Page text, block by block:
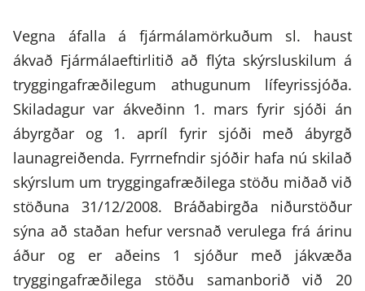
Vegna áfalla á fjármálamörkuðum sl. haust
ákvað Fjármálaeftirlitið að flýta skýrsluskilum á
tryggingafræðilegum athugunum lífeyrissjóða.
Skiladagur var ákveðinn 1. mars fyrir sjóði án
ábyrgðar og 1. apríl fyrir sjóði með ábyrgð
launagreiðenda. Fyrrnefndir sjóðir hafa nú skilað
skýrslum um tryggingafræðilega stöðu miðað við
stöðuna 31/12/2008. Bráðabirgða niðurstöður
sýna að staðan hefur versnað verulega frá árinu
áður og er aðeins 1 sjóður með jákvæða
tryggingafræðilega stöðu samanborið við 20